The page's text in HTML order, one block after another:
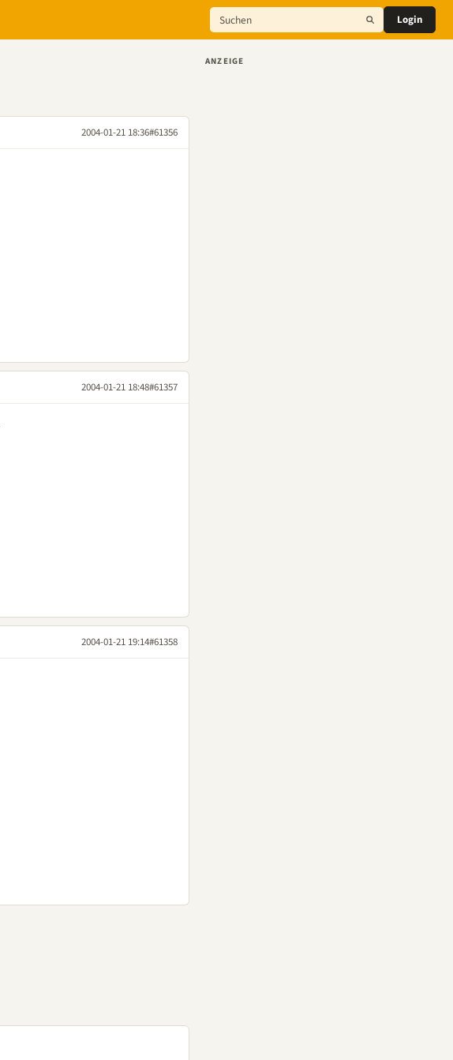
Login
2004-01-21 18:36#61356
2004-01-21 18:48#61357
2004-01-21 19:14#61358
ANZEIGE